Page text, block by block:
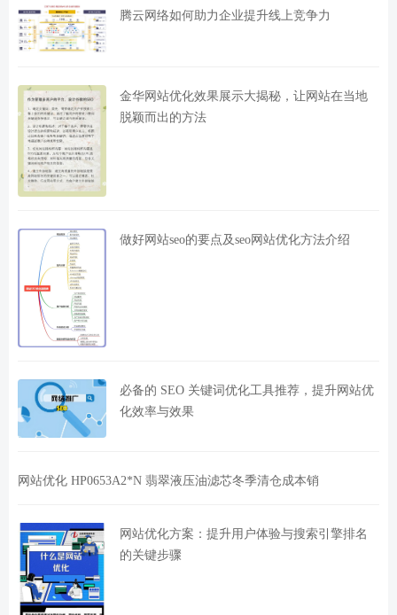
腾云网络如何助力企业提升线上竞争力
金华网站优化效果展示大揭秘，让网站在当地
脱颖而出的方法
做好网站seo的要点及seo网站优化方法介绍
必备的 SEO 关键词优化工具推荐，提升网站优
化效率与效果
网站优化 HP0653A2*N 翡翠液压油滤芯冬季清仓成本销
网站优化方案：提升用户体验与搜索引擎排名
的关键步骤